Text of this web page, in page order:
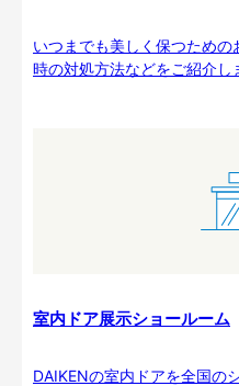
いつまでも美しく保つため
時の対処方法などをご紹介し
室内ドア展示ショールーム
DAIKENの室内ドアを全国の